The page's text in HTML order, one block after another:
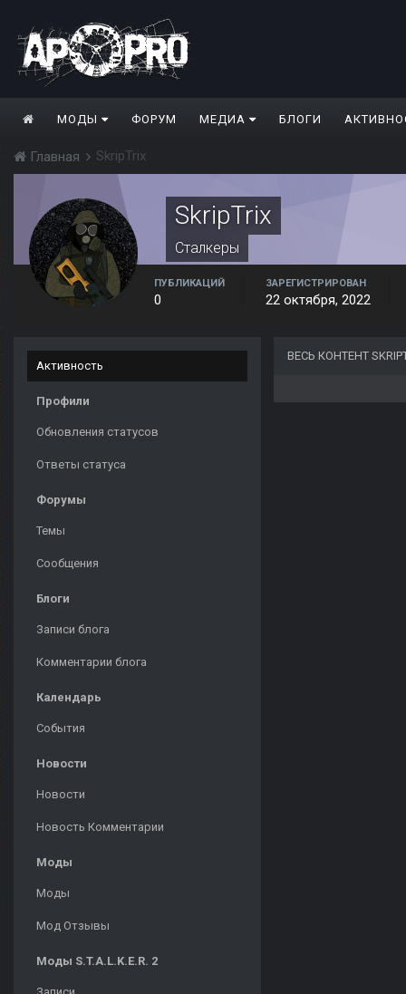
МОДЫ ФОРУМ МЕДИА БЛОГИ
Главная SkripTrix
SkripTrix
Сталкеры
ПУБЛИКАЦИЙ
0
ЗАРЕГИСТРИРОВАН
22 октября, 2022
Активность
Профили
Обновления статусов
Ответы статуса
Форумы
Темы
Сообщения
Блоги
Записи блога
Комментарии блога
Календарь
События
Новости
Новости
Новость Комментарии
Моды
Моды
Мод Отзывы
Моды S.T.A.L.K.E.R. 2
ВЕСЬ КОНТЕНТ